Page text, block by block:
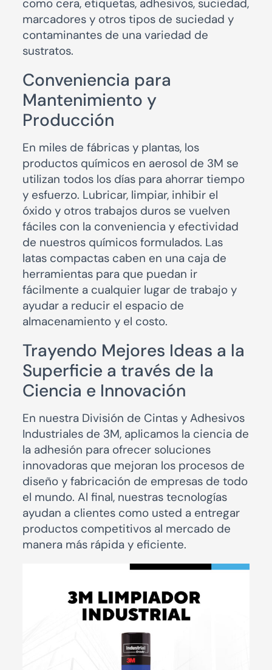
como cera, etiquetas, adhesivos, suciedad,
marcadores y otros tipos de suciedad y
contaminantes de una variedad de
sustratos.
Conveniencia para
Mantenimiento y
Producción
En miles de fábricas y plantas, los
productos químicos en aerosol de 3M se
utilizan todos los días para ahorrar tiempo
y esfuerzo. Lubricar, limpiar, inhibir el
óxido y otros trabajos duros se vuelven
fáciles con la conveniencia y efectividad
de nuestros químicos formulados. Las
latas compactas caben en una caja de
herramientas para que puedan ir
fácilmente a cualquier lugar de trabajo y
ayudar a reducir el espacio de
almacenamiento y el costo.
Trayendo Mejores Ideas a la
Superficie a través de la
Ciencia e Innovación
En nuestra División de Cintas y Adhesivos
Industriales de 3M, aplicamos la ciencia de
la adhesión para ofrecer soluciones
innovadoras que mejoran los procesos de
diseño y fabricación de empresas de todo
el mundo. Al final, nuestras tecnologías
ayudan a clientes como usted a entregar
productos competitivos al mercado de
manera más rápida y eficiente.